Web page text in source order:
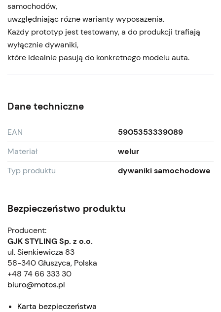
samochodów,
uwzględniając różne warianty wyposażenia.
Każdy prototyp jest testowany, a do produkcji trafiają
wyłącznie dywaniki,
które idealnie pasują do konkretnego modelu auta.
Dane techniczne
EAN
5905353339089
Materiał
welur
Typ produktu
dywaniki samochodowe
Bezpieczeństwo produktu
Producent:
GJK STYLING Sp. z o.o.
ul. Sienkiewicza 83
58-340 Głuszyca, Polska
+48 74 66 333 30
biuro@motos.pl
Karta bezpieczeństwa